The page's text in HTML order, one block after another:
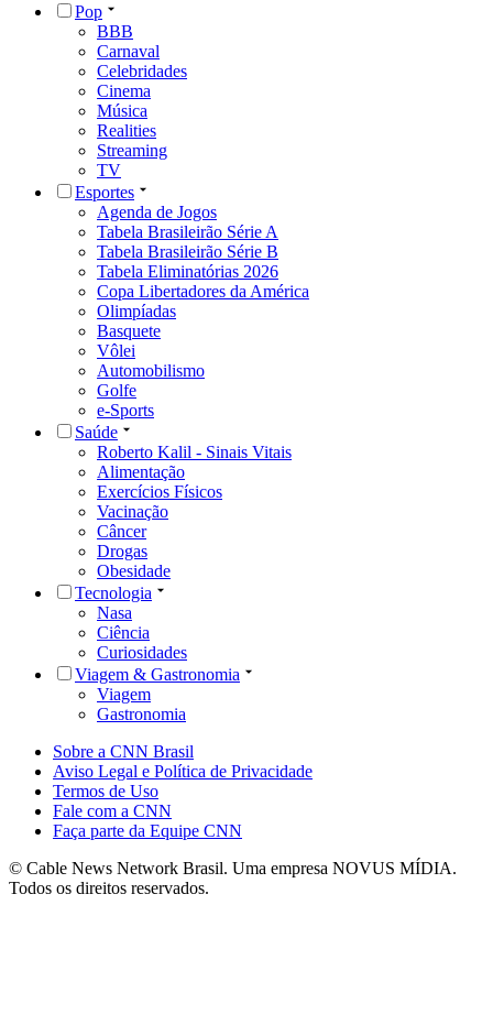
Pop
BBB
Carnaval
Celebridades
Cinema
Música
Realities
Streaming
TV
Esportes
Agenda de Jogos
Tabela Brasileirão Série A
Tabela Brasileirão Série B
Tabela Eliminatórias 2026
Copa Libertadores da América
Olimpíadas
Basquete
Vôlei
Automobilismo
Golfe
e-Sports
Saúde
Roberto Kalil - Sinais Vitais
Alimentação
Exercícios Físicos
Vacinação
Câncer
Drogas
Obesidade
Tecnologia
Nasa
Ciência
Curiosidades
Viagem & Gastronomia
Viagem
Gastronomia
Sobre a CNN Brasil
Aviso Legal e Política de Privacidade
Termos de Uso
Fale com a CNN
Faça parte da Equipe CNN
© Cable News Network Brasil. Uma empresa NOVUS MÍDIA.
Todos os direitos reservados.